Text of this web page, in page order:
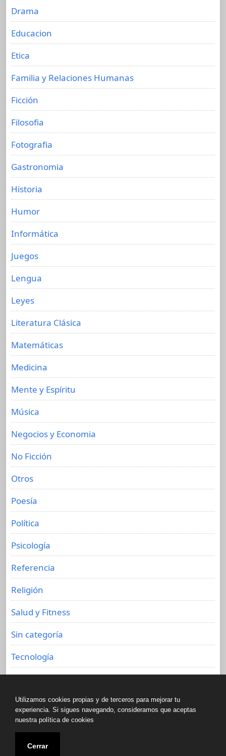
Drama
Educacion
Etica
Familia y Relaciones Humanas
Ficción
Filosofia
Fotografia
Gastronomia
Historia
Humor
Informática
Juegos
Lengua
Leyes
Literatura Clásica
Matemáticas
Medicina
Mente y Espíritu
Música
Negocios y Economia
No Ficción
Otros
Poesía
Política
Psicología
Referencia
Religión
Salud y Fitness
Sin categoría
Tecnología
Copyright © All rights reserved.
Utilizamos cookies propias y de terceros para mejorar tu
experiencia. Si sigues navegando, consideramos que aceptas
nuestra política de cookies
Cerrar